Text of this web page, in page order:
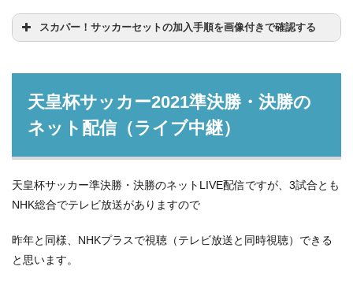
■スカパー！サッカーセット料金まとめ
加入月無料！
（新規加入月、
当月の解約
は不可
➁スカパー基本料金：429円
スカパー！サッカーセットの加入手順を画像付きで確認する
スカパー！公式ページ
られます！初月無料はこちらから(^^)/
天皇杯サッカー2021準決勝・決勝の
ネット配信（ライブ中継）
天皇杯サッカー準決勝・決勝のネットLIVE配信ですが、3試合とも
NHK総合でテレビ放送がありますので
昨年と同様、NHKプラスで視聴（テレビ放送と同時視聴）できる
と思います。